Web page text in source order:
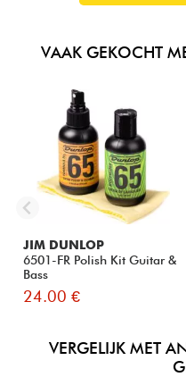
VAAK GEKOCHT
JIM DUNLOP
6501-FR Polish Kit Guitar &
Bass
24.00 €
VERGELIJK MET